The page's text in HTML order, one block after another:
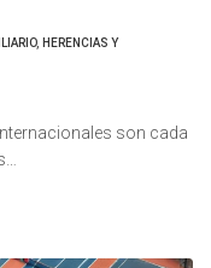
, HERENCIAS Y
son cada